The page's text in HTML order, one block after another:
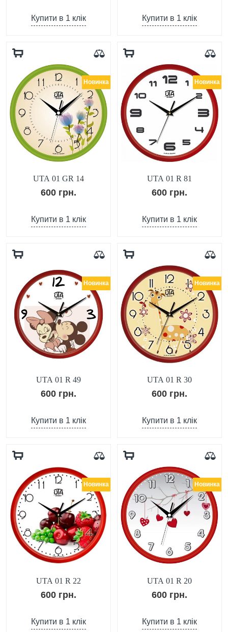
Купити в 1 клік Купити в 1 клік
Новинка
UTA 01 GR 14
600 грн.
Купити в 1 клік
Новинка
UTA 01 R 81
600 грн.
Купити в 1 клік
Новинка
UTA 01 R 49
600 грн.
Купити в 1 клік
Новинка
UTA 01 R 30
600 грн.
Купити в 1 клік
Новинка
UTA 01 R 22
600 грн.
Купити в 1 клік
Новинка
UTA 01 R 20
600 грн.
Купити в 1 клік